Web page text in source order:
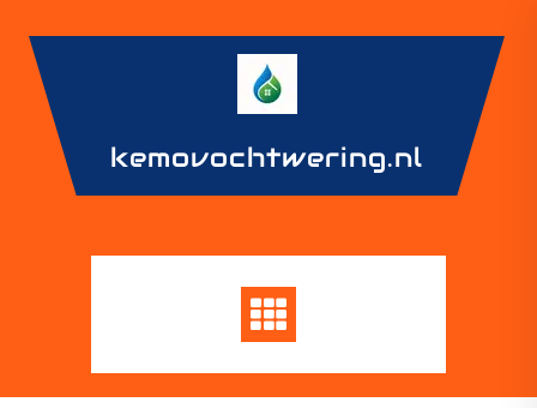
content
kemovochtwering.nl